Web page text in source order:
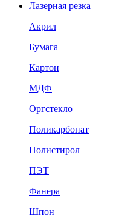
Лазерная резка
Акрил
Бумага
Картон
МДФ
Оргстекло
Поликарбонат
Полистирол
ПЭТ
Фанера
Шпон